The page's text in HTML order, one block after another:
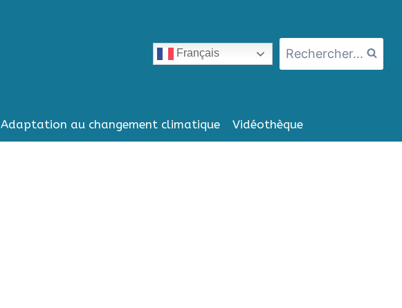
Français Rechercher...
Adaptation au changement climatique Vidéothèque